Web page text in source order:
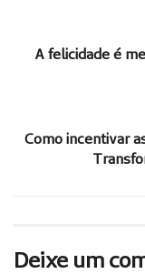
A felicidade é
Como incentivar
Deixe um